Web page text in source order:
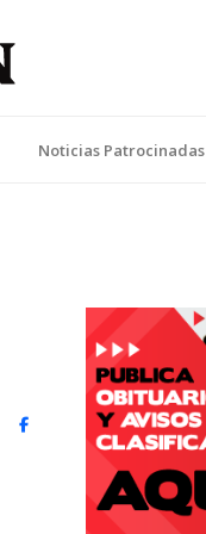
Noticias Patrocinadas
Facebook